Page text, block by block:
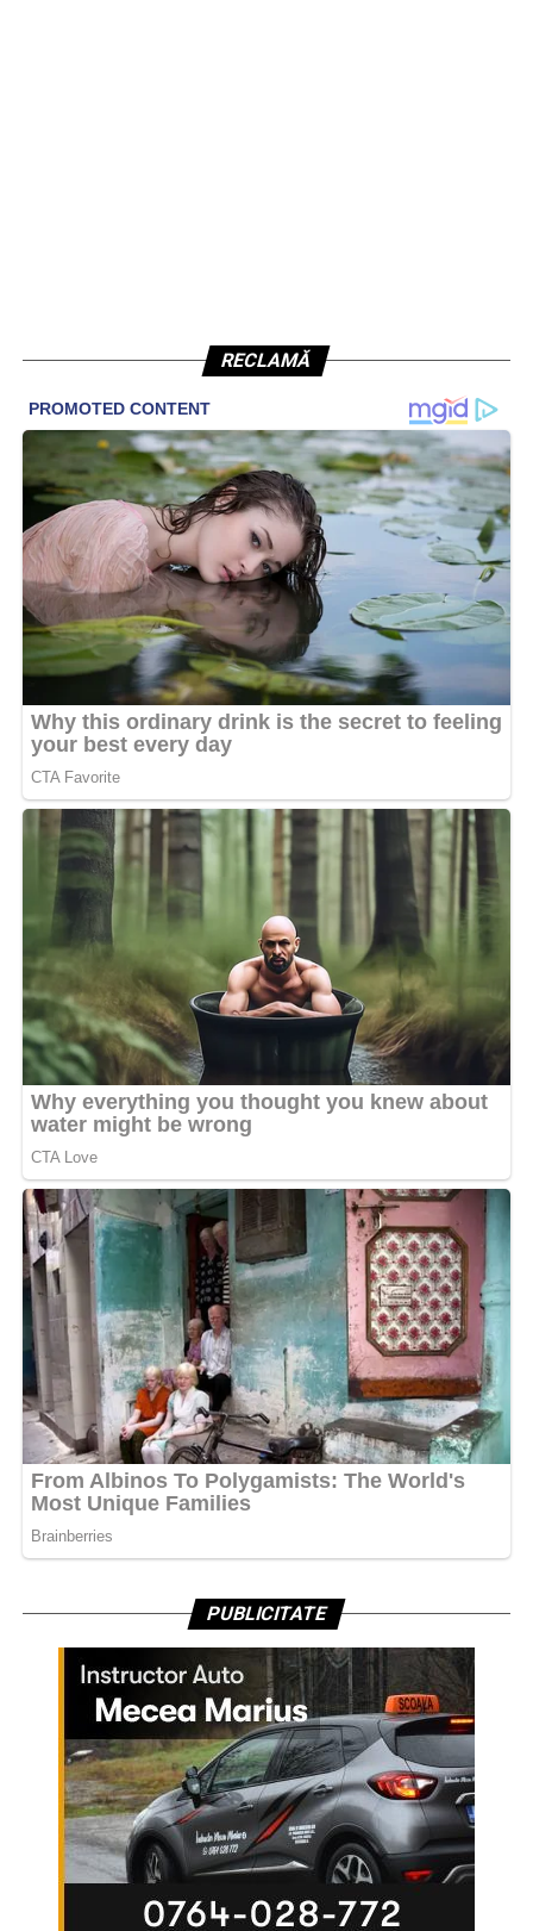
RECLAMĂ
PUBLICITATE